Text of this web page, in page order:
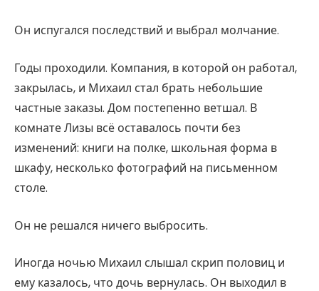
Он испугался последствий и выбрал молчание.
Годы проходили. Компания, в которой он работал,
закрылась, и Михаил стал брать небольшие
частные заказы. Дом постепенно ветшал. В
комнате Лизы всё оставалось почти без
изменений: книги на полке, школьная форма в
шкафу, несколько фотографий на письменном
столе.
Он не решался ничего выбросить.
Иногда ночью Михаил слышал скрип половиц и
ему казалось, что дочь вернулась. Он выходил в